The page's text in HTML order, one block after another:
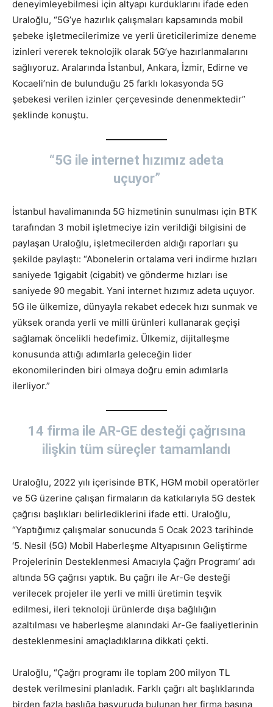
deneyimleyebilmesi için altyapı kurduklarını ifade eden
Uraloğlu, “5G’ye hazırlık çalışmaları kapsamında mobil
şebeke işletmecilerimize ve yerli üreticilerimize deneme
izinleri vererek teknolojik olarak 5G’ye hazırlanmalarını
sağlıyoruz. Aralarında İstanbul, Ankara, İzmir, Edirne ve
Kocaeli’nin de bulunduğu 25 farklı lokasyonda 5G
şebekesi verilen izinler çerçevesinde denenmektedir”
şeklinde konuştu.
“5G ile internet hızımız adeta
uçuyor”
İstanbul havalimanında 5G hizmetinin sunulması için BTK
tarafından 3 mobil işletmeciye izin verildiği bilgisini de
paylaşan Uraloğlu, işletmecilerden aldığı raporları şu
şekilde paylaştı: “Abonelerin ortalama veri indirme hızları
saniyede 1gigabit (cigabit) ve gönderme hızları ise
saniyede 90 megabit. Yani internet hızımız adeta uçuyor.
5G ile ülkemize, dünyayla rekabet edecek hızı sunmak ve
yüksek oranda yerli ve milli ürünleri kullanarak geçişi
sağlamak öncelikli hedefimiz. Ülkemiz, dijitalleşme
konusunda attığı adımlarla geleceğin lider
ekonomilerinden biri olmaya doğru emin adımlarla
ilerliyor.”
14 firma ile AR-GE desteği çağrısına
ilişkin tüm süreçler tamamlandı
Uraloğlu, 2022 yılı içerisinde BTK, HGM mobil operatörler
ve 5G üzerine çalışan firmaların da katkılarıyla 5G destek
çağrısı başlıkları belirlediklerini ifade etti. Uraloğlu,
“Yaptığımız çalışmalar sonucunda 5 Ocak 2023 tarihinde
‘5. Nesil (5G) Mobil Haberleşme Altyapısının Geliştirme
Projelerinin Desteklenmesi Amacıyla Çağrı Programı’ adı
altında 5G çağrısı yaptık. Bu çağrı ile Ar-Ge desteği
verilecek projeler ile yerli ve milli üretimin teşvik
edilmesi, ileri teknoloji ürünlerde dışa bağlılığın
azaltılması ve haberleşme alanındaki Ar-Ge faaliyetlerinin
desteklenmesini amaçladıklarına dikkati çekti.
Uraloğlu, “Çağrı programı ile toplam 200 milyon TL
destek verilmesini planladık. Farklı çağrı alt başlıklarında
birden fazla başlığa başvuruda bulunan her firma başına